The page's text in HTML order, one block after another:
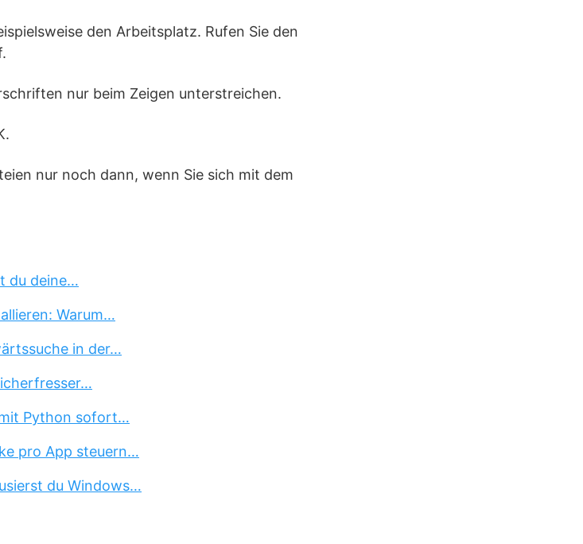
den Arbeitsplatz. Rufen Sie den
nur beim Zeigen unterstreichen.
nur noch dann, wenn Sie sich mit dem
du deine…
Warum…
in der…
mit Python sofort…
pro App steuern…
du Windows…